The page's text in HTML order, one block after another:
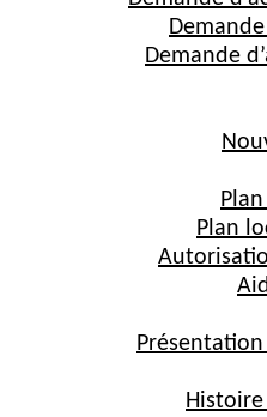
Demande
Plan
Histoire